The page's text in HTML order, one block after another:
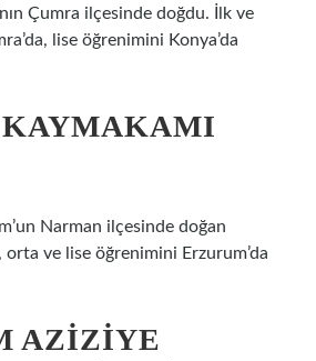
Çumra ilçesinde doğdu. İlk ve
lise öğrenimini Konya’da
Narman ilçesinde doğan
orta ve lise öğrenimini Erzurum’da
AZIZIYE